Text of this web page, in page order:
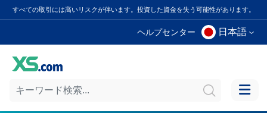
すべての取引には高いリスクが伴います。投資した資金を失う可能性があります。
ヘルプセンター 日本語